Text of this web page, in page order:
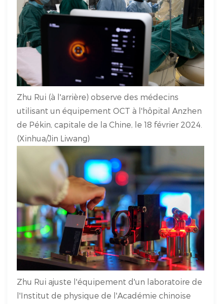
Zhu Rui (à l'arrière) observe des médecins
utilisant un équipement OCT à l'hôpital Anzhen
de Pékin, capitale de la Chine, le 18 février 2024.
(Xinhua/Jin Liwang)
Zhu Rui ajuste l'équipement d'un laboratoire de
l'Institut de physique de l'Académie chinoise